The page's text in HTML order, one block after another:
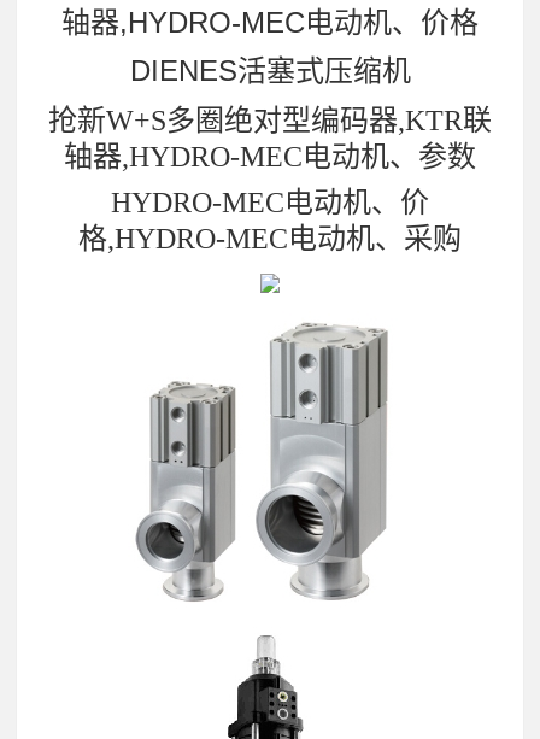
轴器,HYDRO-MEC电动机、价格
DIENES活塞式压缩机
抢新W+S多圈绝对型编码器,KTR联
轴器,HYDRO-MEC电动机、参数
HYDRO-MEC电动机、价
格,HYDRO-MEC电动机、采购